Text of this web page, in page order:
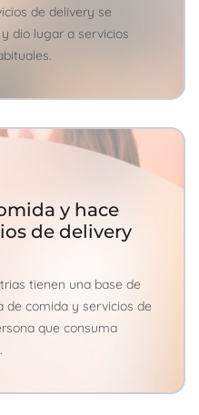
de delivery se
dio lugar a servicios
y hace
de delivery
tienen una base de
de comida y servicios de
que consuma